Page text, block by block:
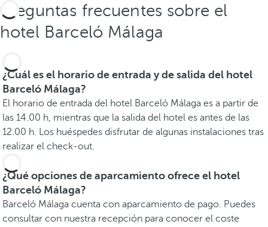
Preguntas frecuentes sobre el
hotel Barceló Málaga
¿Cuál es el horario de entrada y de salida del hotel
Barceló Málaga?
El horario de entrada del hotel Barceló Málaga es a partir de
las 14.00 h, mientras que la salida del hotel es antes de las
12.00 h. Los huéspedes disfrutar de algunas instalaciones tras
realizar el check-out.
¿Qué opciones de aparcamiento ofrece el hotel
Barceló Málaga?
Barceló Málaga cuenta con aparcamiento de pago. Puedes
consultar con nuestra recepción para conocer el coste